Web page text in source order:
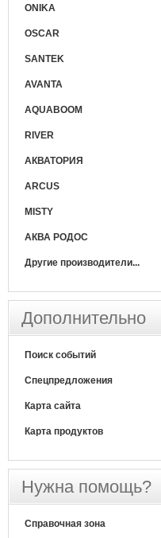
ONIKA
OSCAR
SANTEK
AVANTA
AQUABOOM
RIVER
АКВАТОРИЯ
ARCUS
MISTY
АКВА РОДОС
Другие производители...
Дополнительно
Поиск событий
Спецпредложения
Карта сайта
Карта продуктов
Нужна помощь?
Справочная зона